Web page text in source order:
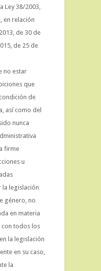
Ley 38/2003,
en relación
de 30 de
de 25 de
no estar
que
de
así como del
nunca
firme
u
legislación
género, no
en materia
con todos los
la legislación
en su caso,
la